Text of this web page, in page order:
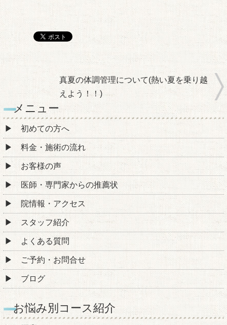
真夏の体調管理について(熱い夏を乗り越
えよう！！)
メニュー
初めての方へ
料金・施術の流れ
お客様の声
医師・専門家からの推薦状
院情報・アクセス
スタッフ紹介
よくある質問
ご予約・お問合せ
ブログ
お悩み別コース紹介